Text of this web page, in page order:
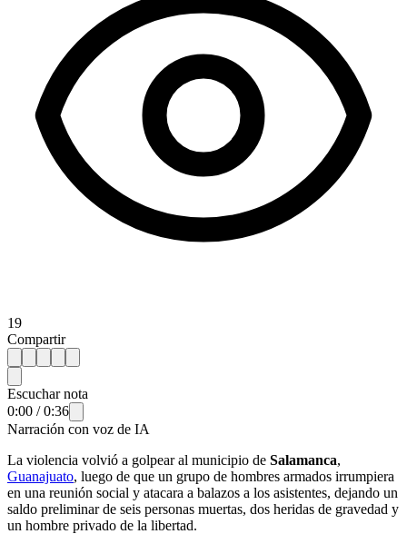
19
Compartir
Escuchar nota
0:00 /0:36
Narración con voz de IA
La violencia volvió a golpear al municipio de Salamanca,
Guanajuato, luego de que un grupo de hombres armados irrumpiera
en una reunión social y atacara a balazos a los asistentes, dejando un
saldo preliminar de seis personas muertas, dos heridas de gravedad y
un hombre privado de la libertad.